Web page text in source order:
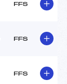
FFS
FFS
FFS